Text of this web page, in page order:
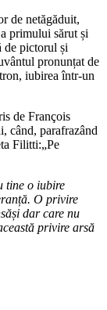
de netăgăduit,
primului sărut și
de pictorul și
pronunțat de
iubirea într-un
de François
când, parafrazând
Filitti:„Pe
tine o iubire
O privire
dar care nu
privire arsă